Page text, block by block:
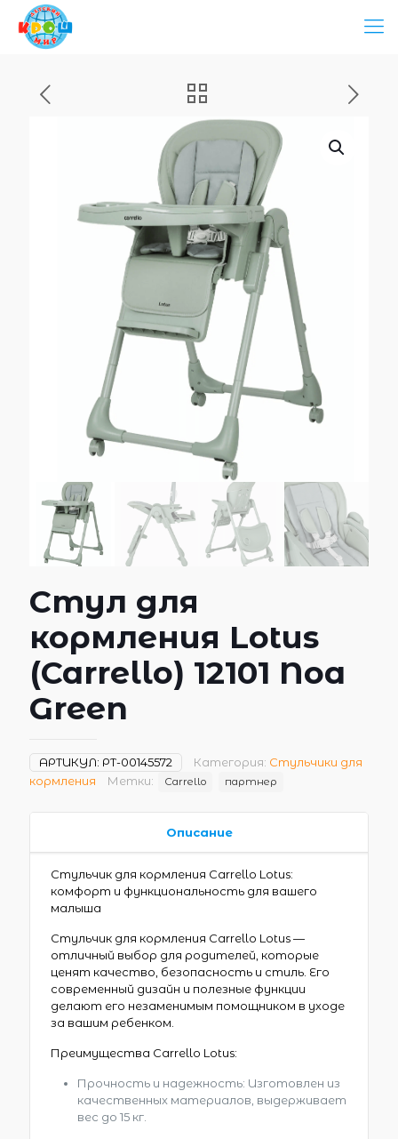
Стул для
кормления Lotus
(Carrello) 12101 Noa
Green
АРТИКУЛ: РТ-00145572 Категория: Стульчики для
кормления
Метки: Carrello партнер
Описание
Стульчик для кормления Carrello Lotus:
комфорт и функциональность для вашего
малыша
Стульчик для кормления Carrello Lotus —
отличный выбор для родителей, которые
ценят качество, безопасность и стиль. Его
современный дизайн и полезные функции
делают его незаменимым помощником в уходе
за вашим ребенком.
Преимущества Carrello Lotus:
Прочность и надежность: Изготовлен из
качественных материалов, выдерживает
вес до 15 кг.